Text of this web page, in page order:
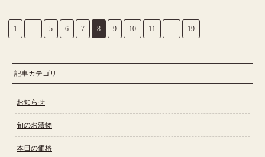
1 … 5 6 7 8 9 10 11 … 19
記事カテゴリ
お知らせ
旬のお漬物
本日の価格